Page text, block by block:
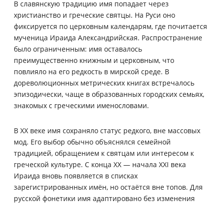
В славянскую традицию имя попадает через
христианство и греческие святцы. На Руси оно
фиксируется по церковным календарям, где почитается
мученица Ираида Александрийская. Распространение
было ограниченным: имя оставалось
преимущественно книжным и церковным, что
повлияло на его редкость в мирской среде. В
дореволюционных метрических книгах встречалось
эпизодически, чаще в образованных городских семьях,
знакомых с греческими именословами.
В XX веке имя сохраняло статус редкого, вне массовых
мод. Его выбор обычно объяснялся семейной
традицией, обращением к святцам или интересом к
греческой культуре. С конца XX — начала XXI века
Ираида вновь появляется в списках
зарегистрированных имён, но остаётся вне топов. Для
русской фонетики имя адаптировано без изменения